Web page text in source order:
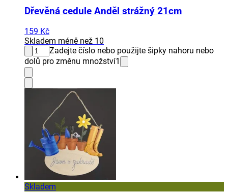
Dřevěná cedule Anděl strážný 21cm
159 Kč
Skladem méně než 10
Zadejte číslo nebo použijte šipky nahoru nebo
dolů pro změnu množství1
Skladem